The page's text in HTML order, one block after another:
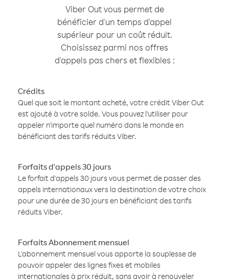
Viber Out vous permet de
bénéficier d'un temps d'appel
supérieur pour un coût réduit.
Choisissez parmi nos offres
d'appels pas chers et flexibles :
Crédits
Quel que soit le montant acheté, votre crédit Viber Out
est ajouté à votre solde. Vous pouvez l'utiliser pour
appeler n'importe quel numéro dans le monde en
bénéficiant des tarifs réduits Viber.
Forfaits d'appels 30 jours
Le forfait d'appels 30 jours vous permet de passer des
appels internationaux vers la destination de votre choix
pour une durée de 30 jours en bénéficiant des tarifs
réduits Viber.
Forfaits Abonnement mensuel
L'abonnement mensuel vous apporte la souplesse de
pouvoir appeler des lignes fixes et mobiles
internationales à prix réduit, sans avoir à renouveler